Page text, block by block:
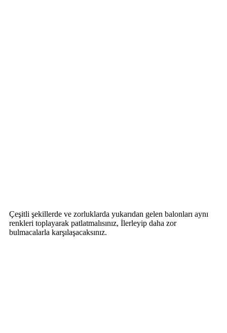
Çeşitli şekillerde ve zorluklarda yukarıdan gelen balonları aynı
renkleri toplayarak patlatmalısınız, İlerleyip daha zor
bulmacalarla karşılaşacaksınız.